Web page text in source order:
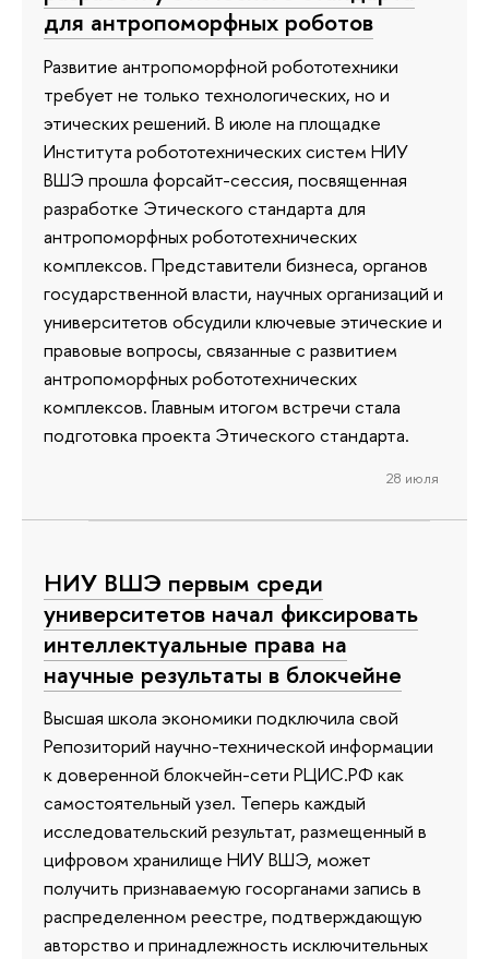
для антропоморфных роботов
Развитие антропоморфной робототехники
требует не только технологических, но и
этических решений. В июле на площадке
Института робототехнических систем НИУ
ВШЭ прошла форсайт-сессия, посвященная
разработке Этического стандарта для
антропоморфных робототехнических
комплексов. Представители бизнеса, органов
государственной власти, научных организаций и
университетов обсудили ключевые этические и
правовые вопросы, связанные с развитием
антропоморфных робототехнических
комплексов. Главным итогом встречи стала
подготовка проекта Этического стандарта.
28 июля
НИУ ВШЭ первым среди
университетов начал фиксировать
интеллектуальные права на
научные результаты в блокчейне
Высшая школа экономики подключила свой
Репозиторий научно-технической информации
к доверенной блокчейн-сети РЦИС.РФ как
самостоятельный узел. Теперь каждый
исследовательский результат, размещенный в
цифровом хранилище НИУ ВШЭ, может
получить признаваемую госорганами запись в
распределенном реестре, подтверждающую
авторство и принадлежность исключительных